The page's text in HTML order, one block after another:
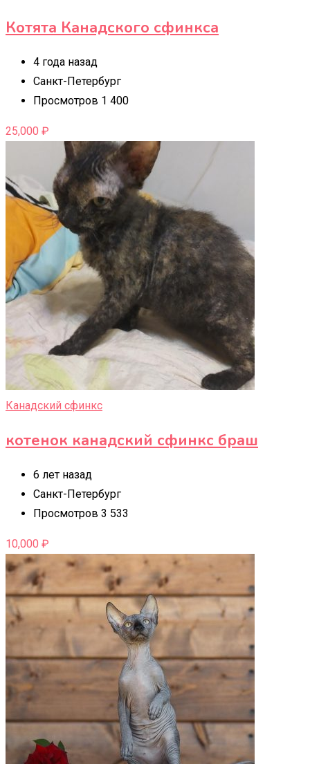
Котята Канадского сфинкса
4 года назад
Санкт-Петербург
Просмотров 1 400
25,000 ₽
Канадский сфинкс
котенок канадский сфинкс браш
6 лет назад
Санкт-Петербург
Просмотров 3 533
10,000 ₽